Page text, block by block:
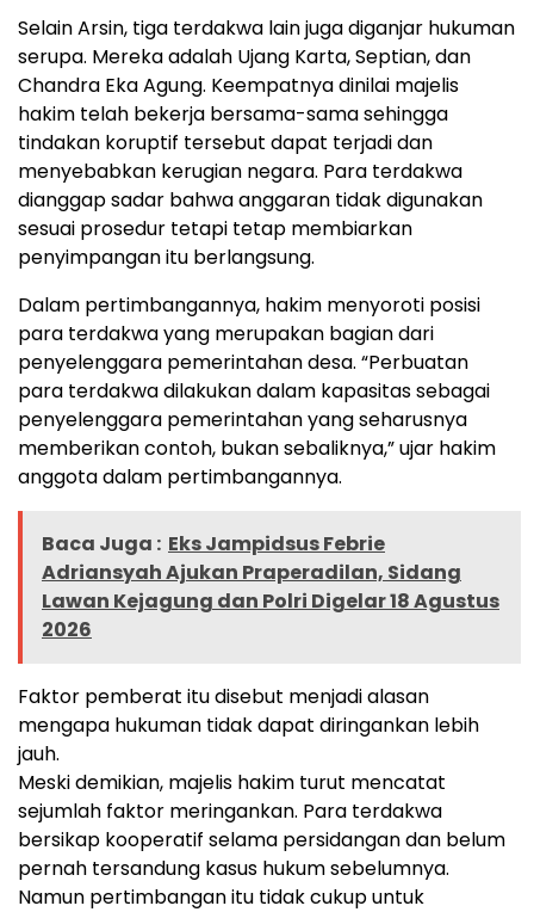
Selain Arsin, tiga terdakwa lain juga diganjar hukuman
serupa. Mereka adalah Ujang Karta, Septian, dan
Chandra Eka Agung. Keempatnya dinilai majelis
hakim telah bekerja bersama-sama sehingga
tindakan koruptif tersebut dapat terjadi dan
menyebabkan kerugian negara. Para terdakwa
dianggap sadar bahwa anggaran tidak digunakan
sesuai prosedur tetapi tetap membiarkan
penyimpangan itu berlangsung.
Dalam pertimbangannya, hakim menyoroti posisi
para terdakwa yang merupakan bagian dari
penyelenggara pemerintahan desa. “Perbuatan
para terdakwa dilakukan dalam kapasitas sebagai
penyelenggara pemerintahan yang seharusnya
memberikan contoh, bukan sebaliknya,” ujar hakim
anggota dalam pertimbangannya.
Baca Juga : Eks Jampidsus Febrie
Adriansyah Ajukan Praperadilan, Sidang
Lawan Kejagung dan Polri Digelar 18 Agustus
2026
Faktor pemberat itu disebut menjadi alasan
mengapa hukuman tidak dapat diringankan lebih
jauh.
Meski demikian, majelis hakim turut mencatat
sejumlah faktor meringankan. Para terdakwa
bersikap kooperatif selama persidangan dan belum
pernah tersandung kasus hukum sebelumnya.
Namun pertimbangan itu tidak cukup untuk